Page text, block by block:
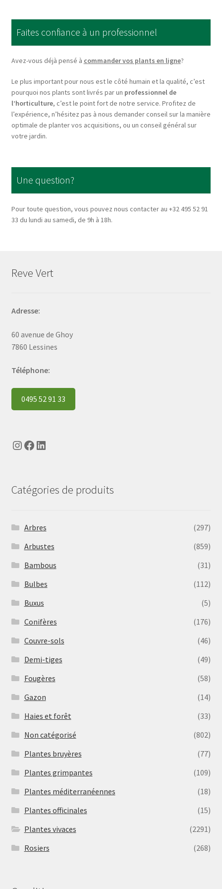
options
may
be
chosen
the
product
page
Faites confiance à un professionnel
Avez-vous déjà pensé à commander vos plants en ligne?
Le plus important pour nous est le côté humain et la qualité, c’est
pourquoi nos plants sont livrés par un professionnel de
l’horticulture, c’est le point fort de notre service. Profitez de
l’expérience, n’hésitez pas à nous demander conseil sur la manière
optimale de planter vos acquisitions, ou un conseil général sur
votre jardin.
Une question?
Pour toute question, vous pouvez nous contacter au +32 495 52 91
33 du lundi au samedi, de 9h à 18h.
Reve Vert
Adresse:
60 avenue de Ghoy
7860 Lessines
Téléphone:
0495 52 91 33
Instagram
Facebook
LinkedIn
Catégories de produits
Arbres
(297)
Arbustes
(859)
Bambous
(31)
Bulbes
(112)
Buxus
(5)
Conifères
(176)
Couvre-sols
(46)
Demi-tiges
(49)
Fougères
(58)
Gazon
(14)
Haies et forêt
(33)
Non catégorisé
(802)
Plantes bruyères
(77)
Plantes grimpantes
(109)
Plantes méditerranéennes
(18)
Plantes officinales
(15)
Plantes vivaces
(2291)
Rosiers
(268)